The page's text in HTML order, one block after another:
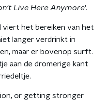
Live Here Anymore'.
viert het bereiken van het
langer verdrinkt in
maar er bovenop surft.
aan de dromerige kant
or getting stronger